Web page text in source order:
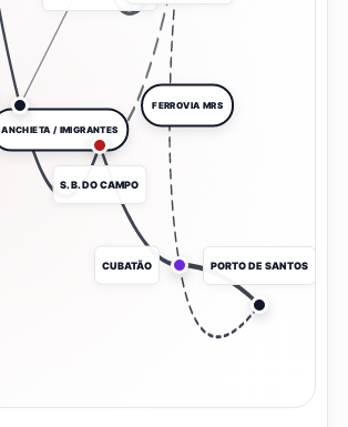
ANCHIETA / IMIGRANTES
FERROVIA MRS
S. B. DO CAMPO
CUBATÃO PORTO DE SANTOS